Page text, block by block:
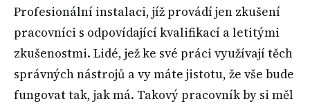
Profesionální instalaci, jíž provádí jen zkušení
pracovníci s odpovídající kvalifikací a letitými
zkušenostmi. Lidé, jež ke své práci využívají těch
správných nástrojů a vy máte jistotu, že vše bude
fungovat tak, jak má. Takový pracovník by si měl